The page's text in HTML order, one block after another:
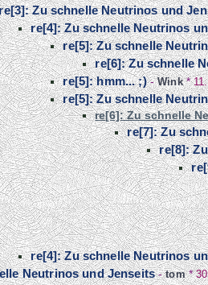
Zu schnelle Neutrinos und
re[4]: Zu schnelle Neutrinos
re[5]: Zu schnelle
re[6]: Zu schnelle
re[5]: hmm... ;)-Wink*
re[5]: Zu schnelle
re[6]: Zu schnelle
re[7]: Zu
re[8]:
re[4]: Zu schnelle Neutrinos
Neutrinos und Jenseits-tom*